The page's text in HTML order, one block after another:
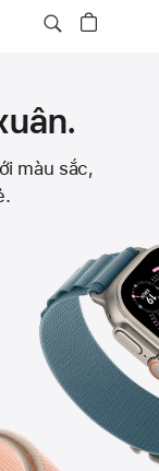
màu sắc,